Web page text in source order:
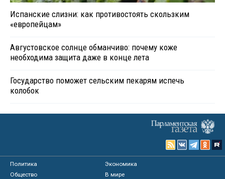
Испанские слизни: как противостоять скользким
«европейцам»
Августовское солнце обманчиво: почему коже
необходима защита даже в конце лета
Государство поможет сельским пекарям испечь
колобок
Политика
Экономика
Общество
В мире